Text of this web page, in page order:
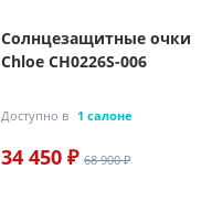
Солнцезащитные очки
Chloe CH0226S-006
Доступно в 1 салоне
34 450 ₽ 68 900 ₽